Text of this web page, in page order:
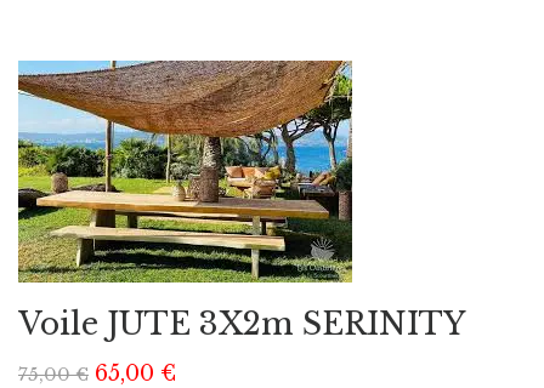
Voile JUTE 3X2m SERINITY
75,00€ 65,00 €